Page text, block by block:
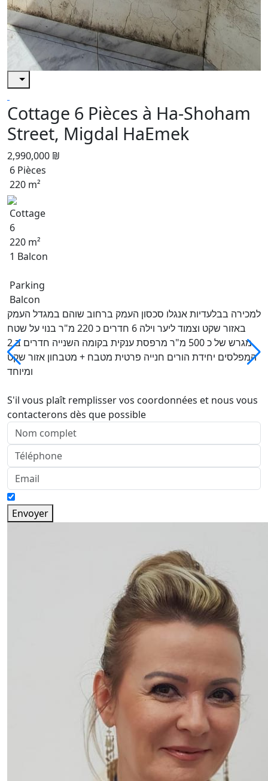
Cottage 6 Pièces à Ha-Shoham
Street, Migdal HaEmek
2,990,000 ₪
6 Pièces
220 m²
Cottage
6
220 m²
1 Balcon
Parking
Balcon
למכירה בבלעדיות אנגלו סכסון העמק ברחוב שוהם במגדל העמק
באזור שקט וצמוד ליער וילה 6 חדרים כ 220 מ"ר בנוי על שטח
מגרש של כ 500 מ"ר מרפסת ענקית בקומה השנייה חדרים ב 2
המפלסים יחידת הורים חנייה פרטית מטבח + מטבחון אזור שקט
ומיוחד
S'il vous plaît remplisser vos coordonnées et nous vous
contacterons dès que possible
Envoyer